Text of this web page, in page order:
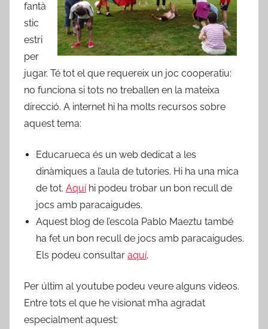
fantà
stic
estri
per
jugar. Té tot el que requereix un joc cooperatiu:
no funciona si tots no treballen en la mateixa
direcció. A internet hi ha molts recursos sobre
aquest tema:
Educarueca és un web dedicat a les
dinàmiques a l’aula de tutories. Hi ha una mica
de tot. Aquíhi podeu trobar un bon recull de
jocs amb paracaigudes.
Aquest blog de l’escola Pablo Maeztu també
ha fet un bon recull de jocs amb paracaigudes.
Els podeu consultar aquí.
Per últim al youtube podeu veure alguns videos.
Entre tots el que he visionat m’ha agradat
especialment aquest: